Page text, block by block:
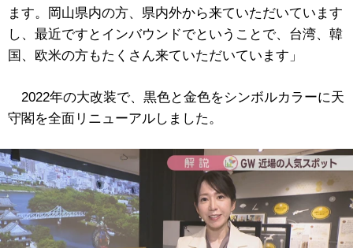
ます。岡山県内の方、県内外から来ていただいています
し、最近ですとインバウンドでということで、台湾、韓
国、欧米の方もたくさん来ていただいています」
2022年の大改装で、黒色と金色をシンボルカラーに天
守閣を全面リニューアルしました。